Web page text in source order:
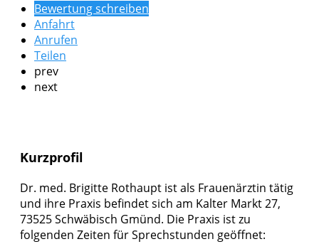
Bewertung schreiben
Anfahrt
Anrufen
Teilen
prev
next
Kurzprofil
Dr. med. Brigitte Rothaupt ist als Frauenärztin tätig
und ihre Praxis befindet sich am Kalter Markt 27,
73525 Schwäbisch Gmünd. Die Praxis ist zu
folgenden Zeiten für Sprechstunden geöffnet: